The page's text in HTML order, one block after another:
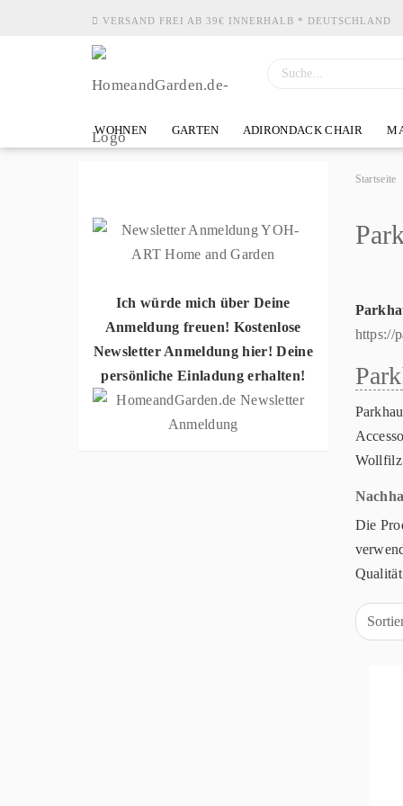
VERSAND FREI AB 39€ INNERHALB * DEUTSCHLAND
WOHNEN GARTEN ADIRONDACK CHAIR
Startseite
https://
Wollfilz
Die
Ich würde mich über Deine
Anmeldung freuen! Kostenlose
Newsletter Anmeldung hier! Deine
persönliche Einladung erhalten!